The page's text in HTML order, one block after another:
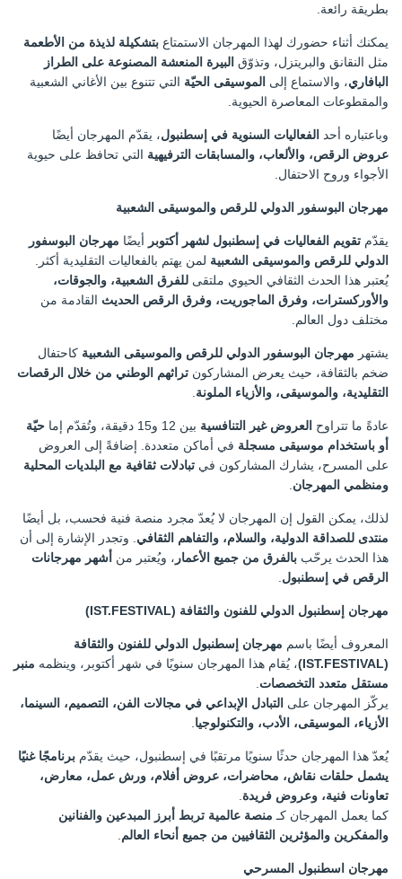
بطريقة رائعة.
يمكنك أثناء حضورك لهذا المهرجان الاستمتاع بتشكيلة لذيذة من الأطعمة
مثل النقانق والبريتزل، وتذوّق البيرة المنعشة المصنوعة على الطراز
البافاري، والاستماع إلى الموسيقى الحيّة التي تتنوع بين الأغاني الشعبية
والمقطوعات المعاصرة الحيوية.
وباعتباره أحد الفعاليات السنوية في إسطنبول، يقدّم المهرجان أيضًا
عروض الرقص، والألعاب، والمسابقات الترفيهية التي تحافظ على حيوية
الأجواء وروح الاحتفال.
مهرجان البوسفور الدولي للرقص والموسيقى الشعبية
يقدّم تقويم الفعاليات في إسطنبول لشهر أكتوبر أيضًا مهرجان البوسفور
الدولي للرقص والموسيقى الشعبية لمن يهتم بالفعاليات التقليدية أكثر.
يُعتبر هذا الحدث الثقافي الحيوي ملتقى للفرق الشعبية، والجوقات،
والأوركسترات، وفرق الماجوريت، وفرق الرقص الحديث القادمة من
مختلف دول العالم.
يشتهر مهرجان البوسفور الدولي للرقص والموسيقى الشعبية كاحتفال
ضخم بالثقافة، حيث يعرض المشاركون تراثهم الوطني من خلال الرقصات
التقليدية، والموسيقى، والأزياء الملونة
عادةً ما تتراوح العروض غير التنافسية بين 12 و15 دقيقة، وتُقدّم إما
حيّة
أو باستخدام موسيقى مسجلة في أماكن متعددة. إضافةً إلى العروض
على المسرح، يشارك المشاركون في تبادلات ثقافية مع البلديات المحلية
ومنظمي المهرجان
لذلك، يمكن القول إن المهرجان لا يُعدّ مجرد منصة فنية فحسب، بل أيضًا
منتدى للصداقة الدولية، والسلام، والتفاهم الثقافي . وتجدر الإشارة إلى أن
هذا الحدث يرحّب بالفرق من جميع الأعمار ، ويُعتبر من أشهر مهرجانات
الرقص في إسطنبول
مهرجان إسطنبول الدولي للفنون والثقافة (IST.FESTIVAL)
المعروف أيضًا باسم مهرجان إسطنبول الدولي للفنون والثقافة
(IST.FESTIVAL)
، يُقام هذا المهرجان سنويًا في شهر أكتوبر، وينظمه منبر
مستقل متعدد التخصصات
يركّز المهرجان على التبادل الإبداعي في مجالات الفن، التصميم، السينما،
الأزياء، الموسيقى، الأدب، والتكنولوجيا
يُعدّ هذا المهرجان حدثًا سنويًا مرتقبًا في إسطنبول، حيث يقدّم برنامجًا غنيًا
يشمل حلقات نقاش، محاضرات، عروض أفلام، ورش عمل، معارض،
تعاونات فنية، وعروض فريدة
كما يعمل المهرجان كـ منصة عالمية تربط أبرز المبدعين والفنانين
والمفكرين والمؤثرين الثقافيين من جميع أنحاء العالم
مهرجان اسطنبول المسرحي